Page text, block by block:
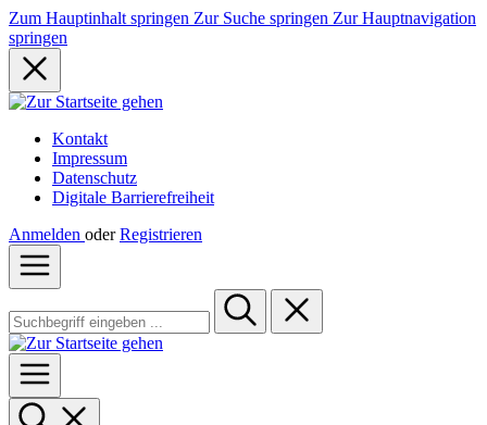
Zum Hauptinhalt springen Zur Suche springen Zur Hauptnavigation
springen
Kontakt
Impressum
Datenschutz
Digitale Barrierefreiheit
Anmelden oder Registrieren